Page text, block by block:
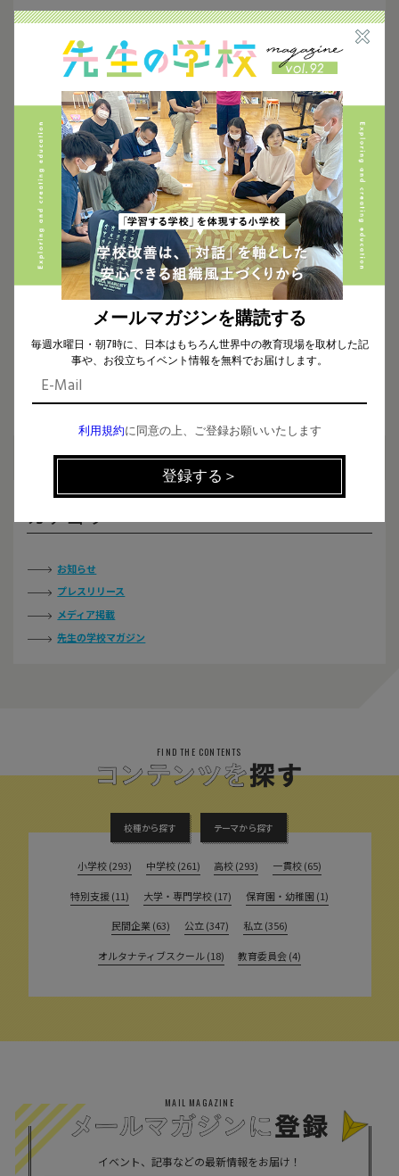
【新着動画】「となりの学校見学＃32」公開しました
2026.04.07
お知らせ
【新着動画】「となりの学校見学＃30」公開しました
JUNOPARK
京都 住育 校外学習
民間企業
積水ハウス
近畿地方
2026.03.07
お知らせ
【新着動画】「となりの学校見学＃29」公開しました
2025.12.26
お知らせ
カテゴリー
お知らせ
プレスリリース
メディア掲載
先生の学校マガジン
FIND THE CONTENTS
校種から探す テーマから探す
小学校 (293) 中学校 (261) 高校 (293) 一貫校 (65)
特別支援 (11) 大学・専門学校 (17) 保育園・幼稚園 (1)
民間企業 (63) 公立 (347) 私立 (356)
オルタナティブスクール (18) 教育委員会 (4)
MAIL MAGAZINE
イベント、記事などの最新情報をお届け！
メールマガジンを購読する
毎週水曜日・朝7時に、日本はもちろん世界中の教育現場を取材した記
事や、お役立ちイベント情報を無料でお届けします。
利用規約に同意の上、ご登録お願いいたします